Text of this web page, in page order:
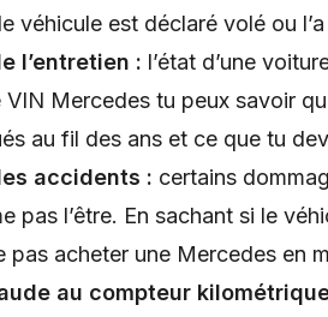
véhicule est déclaré volé ou
l’entretien : l’état d’une
VIN Mercedes tu peux savoir
au fil des ans et ce que tu
accidents : certains
pas l’être. En sachant si le
pas acheter une Mercedes en
au compteur